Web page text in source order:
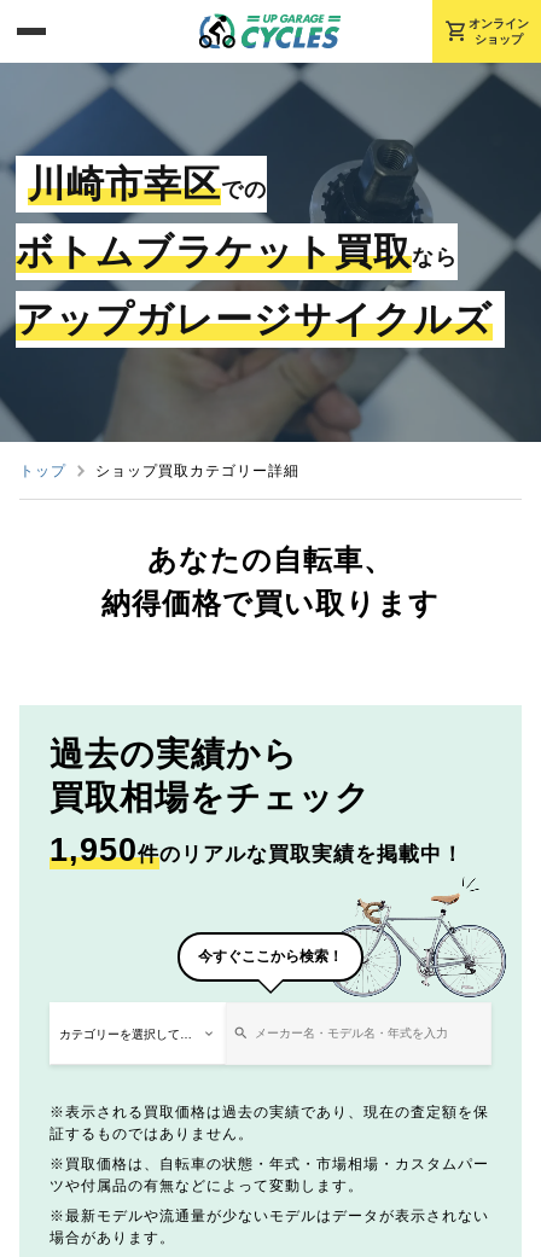
shopping_cart オンライン
ショップ
川崎市幸区での
ボトムブラケット買取なら
アップガレージサイクルズ
トップ ショップ買取カテゴリー詳細
あなたの自転車、
納得価格で買い取ります
過去の実績から
買取相場をチェック
1,950件のリアルな買取実績を掲載中！
今すぐここから検索！
表示される買取価格は過去の実績であり、現在の査定額を保
証するものではありません。
買取価格は、自転車の状態・年式・市場相場・カスタムパー
ツや付属品の有無などによって変動します。
最新モデルや流通量が少ないモデルはデータが表示されない
場合があります。